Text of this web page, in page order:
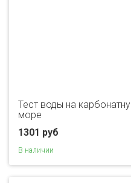
Тест воды на
море
1301 руб
В наличии